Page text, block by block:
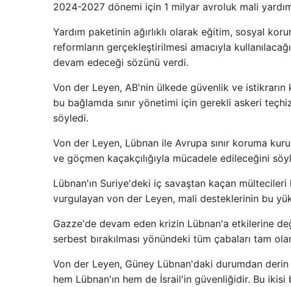
2024-2027 dönemi için 1 milyar avroluk mali
Yardım paketinin ağırlıklı olarak eğitim, sosyal
reformların gerçekleştirilmesi amacıyla
devam edeceği sözünü verdi.
Von der Leyen, AB'nin ülkede güvenlik ve
bu bağlamda sınır yönetimi için gerekli askeri
söyledi.
Von der Leyen, Lübnan ile Avrupa sınır koruma
ve göçmen kaçakçılığıyla mücadele edileceğini
Lübnan'ın Suriye'deki iç savaştan kaçan
vurgulayan von der Leyen, mali desteklerinin bu
Gazze'de devam eden krizin Lübnan'a etkilerine
serbest bırakılması yönündeki tüm çabaları tam
Von der Leyen, Güney Lübnan'daki durumdan
hem Lübnan'ın hem de İsrail'in güvenliğidir. Bu ikisi